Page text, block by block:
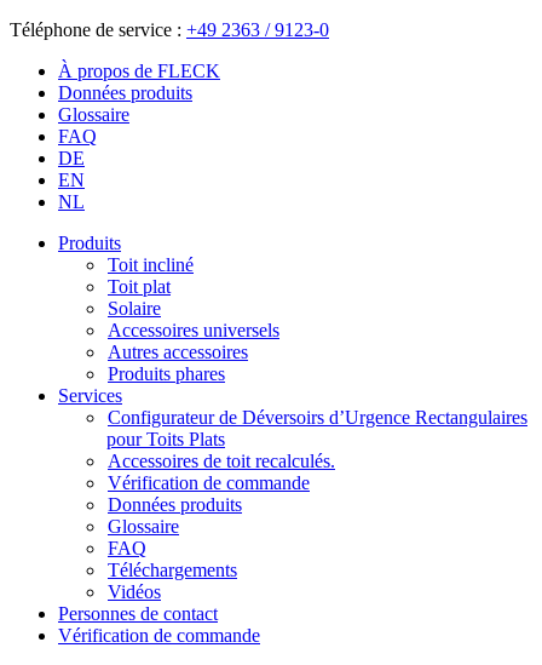
Téléphone de service : +49 2363 / 9123-0
À propos de FLECK
Données produits
Glossaire
FAQ
DE
EN
NL
Produits
Toit incliné
Toit plat
Solaire
Accessoires universels
Autres accessoires
Produits phares
Services
Configurateur de Déversoirs d’Urgence Rectangulaires
pour Toits Plats
Accessoires de toit recalculés.
Vérification de commande
Données produits
Glossaire
FAQ
Téléchargements
Vidéos
Personnes de contact
Vérification de commande